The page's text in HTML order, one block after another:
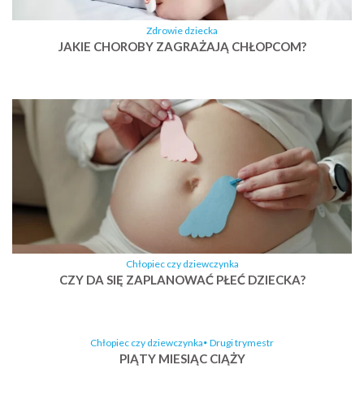
Zdrowie dziecka
JAKIE CHOROBY ZAGRAŻAJĄ CHŁOPCOM?
Chłopiec czy dziewczynka
CZY DA SIĘ ZAPLANOWAĆ PŁEĆ DZIECKA?
Chłopiec czy dziewczynka Drugi trymestr
PIĄTY MIESIĄC CIĄŻY